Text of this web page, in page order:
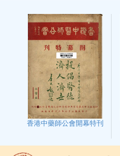
香港中藥師公會開幕特刊